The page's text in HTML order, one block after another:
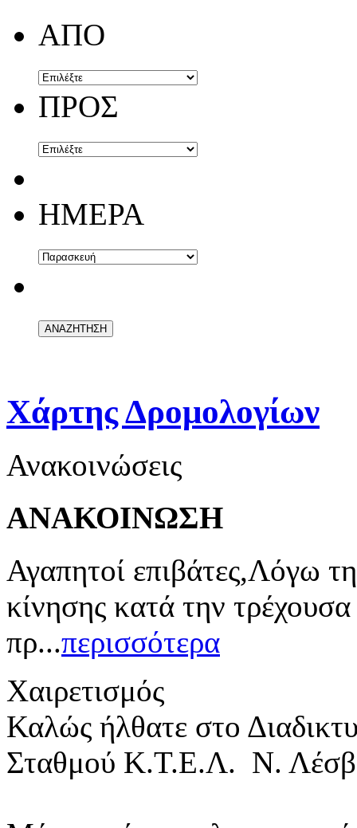
ΑΠΟ
ΠΡΟΣ
ΗΜΕΡΑ
Χάρτης Δρομολογίων
Ανακοινώσεις
ΑΝΑΚΟΙΝΩΣΗ
Αγαπητοί επιβάτες,Λόγω
κίνησης κατά την
πρ...περισσότερα
Χαιρετισμός
Καλώς ήλθατε στο
Σταθμού Κ.Τ.Ε.Λ. Ν.